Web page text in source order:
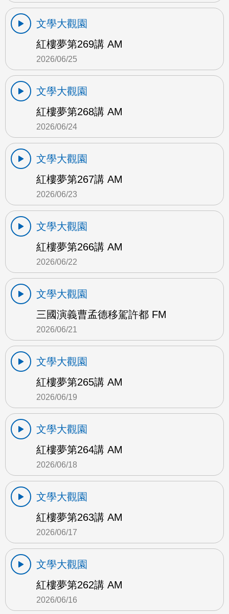
文學大觀園
紅樓夢第269講 AM
2026/06/25
文學大觀園
紅樓夢第268講 AM
2026/06/24
文學大觀園
紅樓夢第267講 AM
2026/06/23
文學大觀園
紅樓夢第266講 AM
2026/06/22
文學大觀園
三國演義曹孟德移駕許都 FM
2026/06/21
文學大觀園
紅樓夢第265講 AM
2026/06/19
文學大觀園
紅樓夢第264講 AM
2026/06/18
文學大觀園
紅樓夢第263講 AM
2026/06/17
文學大觀園
紅樓夢第262講 AM
2026/06/16